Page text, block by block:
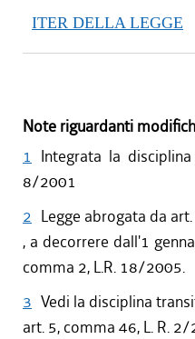
ITER DELLA LEGGE
Note riguardanti
1 Integrata la
8/2001
2 Legge abrogata da
, a decorrere dall'1
comma 2, L.R. 18/2005.
3 Vedi la disciplina
art. 5, comma 46, L. R.